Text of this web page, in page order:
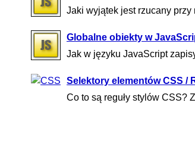
Jaki wyjątek jest rzucany przy
Globalne obiekty w
Jak w języku JavaScript
Selektory elementów CSS /
Co to są reguły stylów CSS?